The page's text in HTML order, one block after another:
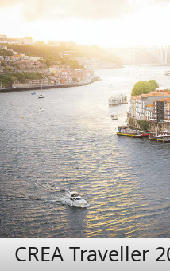
CREA Traveller